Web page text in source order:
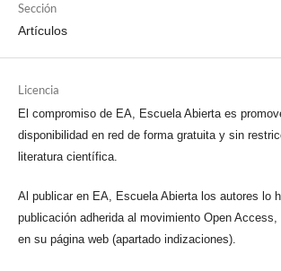
Sección
Artículos
Licencia
El compromiso de EA, Escuela Abierta es
disponibilidad en red de forma gratuita y sin
literatura científica.
Al publicar en EA, Escuela Abierta los autores lo
publicación adherida al movimiento Open
en su página web (apartado indizaciones).